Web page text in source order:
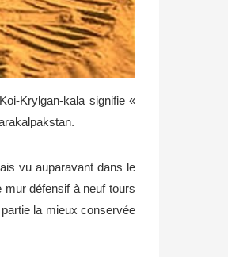
Krylgan-kala signifie «
vu auparavant dans le
défensif à neuf tours
la mieux conservée